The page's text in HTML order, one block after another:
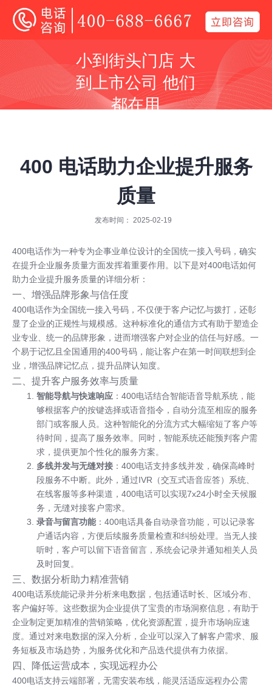
全国400电话受理中心
400号码呼叫中心平台技术服务商
同等号码，服务更优
400-688-6667
400电话
小到街头门店 大
到上市公司 他们
都在用
400 电话助力企业提升服务
质量
发布时间： 2025-02-19
400电话作为一种专为企事业单位设计的全国统一接入号码，确实
在提升企业服务质量方面发挥着重要作用。以下是对400电话如何
助力企业提升服务质量的详细分析：
一、增强品牌形象与信任度
400电话作为全国统一接入号码，不仅便于客户记忆与拨打，还彰
显了企业的正规性与规模感。这种标准化的通信方式有助于塑造企
业专业、统一的品牌形象，进而增强客户对企业的信任与好感。一
个易于记忆且全国通用的400号码，能让客户在第一时间联想到企
业，增强品牌记忆点，提升品牌认知度。
二、提升客户服务效率与质量
智能导航与快速响应 ：400电话结合智能语音导航系统，能
够根据客户的按键选择或语音指令，自动分流至相应的服务
部门或客服人员。这种智能化的分流方式大幅缩短了客户等
待时间，提高了服务效率。同时，智能系统还能预判客户需
求，提供更加个性化的服务方案。
多线并发与无缝对接 ：400电话支持多线并发，确保高峰时
段服务不中断。此外，通过IVR（交互式语音应答）系统、
在线客服等多种渠道，400电话可以实现7x24小时全天候服
务，无缝对接客户需求。
录音与留言功能：400电话具备自动录音功能，可以记录客
户通话内容，方便后续服务质量检查和纠纷处理。当无人接
听时，客户可以留下语音留言，系统会记录并通知相关人员
及时回复。
三、数据分析助力精准营销
400电话系统能记录并分析来电数据，包括通话时长、区域分布、
客户偏好等。这些数据为企业提供了宝贵的市场洞察信息，有助于
企业制定更加精准的营销策略，优化资源配置，提升市场响应速
度。通过对来电数据的深入分析，企业可以深入了解客户需求、服
务短板及市场趋势，为服务优化和产品迭代提供有力依据。
四、降低运营成本，实现远程办公
400电话支持云端部署，无需安装布线，能灵活适应远程办公需